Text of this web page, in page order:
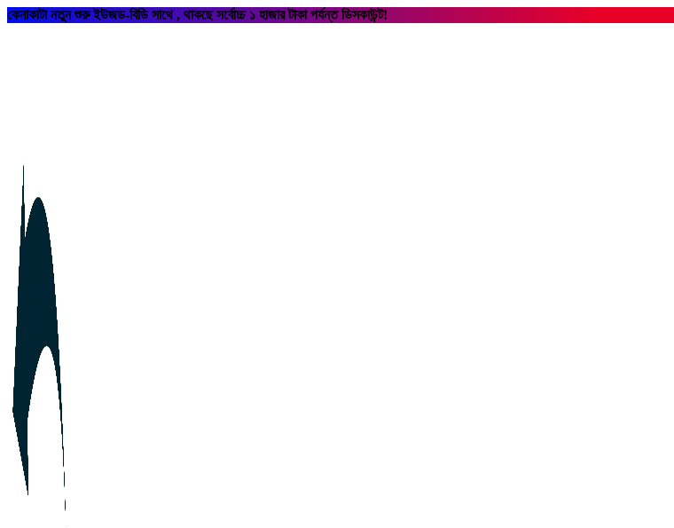
কেনাকাটা নতুন শুরু ইউজড-বিডি সাথে , থাকছে সর্বোচ্চ ১ হাজার টাকা পর্যন্ত ডিসকাউন্ট!